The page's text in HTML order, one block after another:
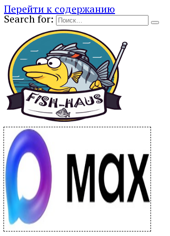
Перейти к содержанию
Search for: